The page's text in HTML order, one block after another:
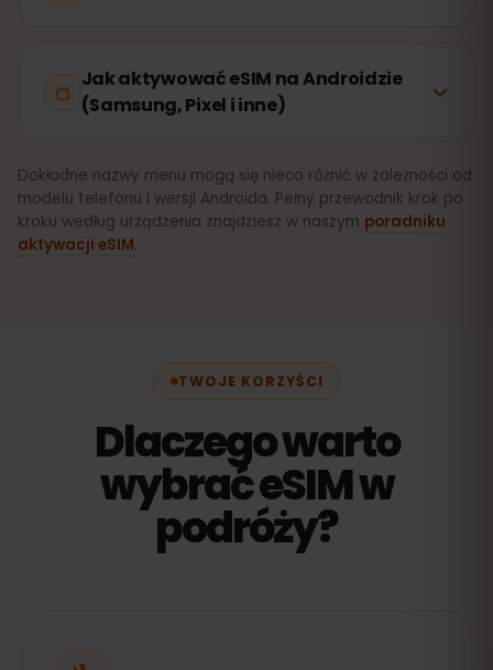
Jak aktywować eSIM na Androidzie
(Samsung, Pixel i inne)
Dokładne nazwy menu mogą się nieco różnić w zależności od
modelu telefonu i wersji Androida. Pełny przewodnik krok po
kroku według urządzenia znajdziesz w naszym poradniku
aktywacji eSIM.
TWOJE KORZYŚCI
Dlaczego warto
wybrać eSIM w
podróży?